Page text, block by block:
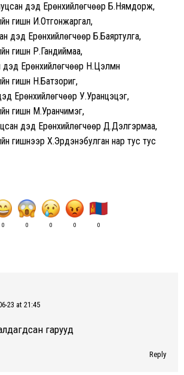
дэд Ерөнхийлөгчөөр Б.Нямдорж,
гишүүн И.Отгонжаргал,
дэд Ерөнхийлөгчөөр Б.Баяртулга,
гишүүн Р.Гандиймаа,
Ерөнхийлөгчөөр Н.Цэлмүүн
гишүүн Н.Батзориг,
Ерөнхийлөгчөөр У.Уранцэцэг,
гишүүн М.Уранчимэг,
дэд Ерөнхийлөгчөөр Д.Дэлгэрмаа,
гишүүнээр Х.Эрдэнэбулган нар тус тус
0 0 0 0 0
23 at 21:45
гарууд
Reply